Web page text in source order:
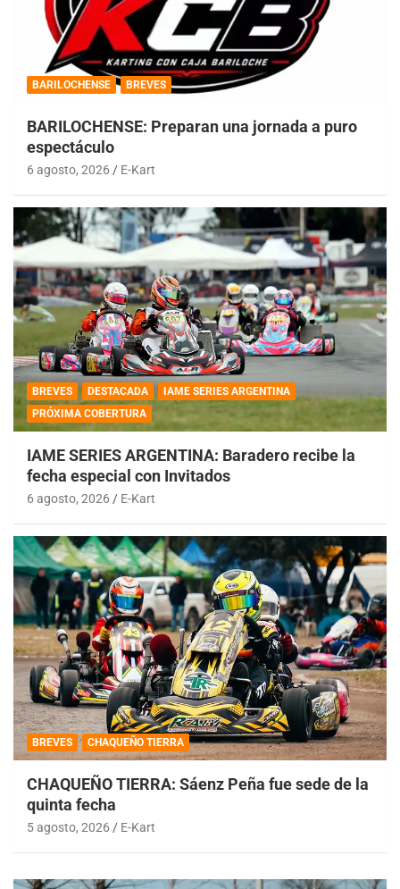
BARILOCHENSE BREVES
BARILOCHENSE: Preparan una jornada a puro
espectáculo
6 agosto, 2026 E-Kart
BREVES DESTACADA
IAME SERIES ARGENTINA
PRÓXIMA COBERTURA
IAME SERIES ARGENTINA: Baradero recibe la
fecha especial con Invitados
6 agosto, 2026 E-Kart
BREVES CHAQUEÑO TIERRA
CHAQUEÑO TIERRA: Sáenz Peña fue sede de la
quinta fecha
5 agosto, 2026 E-Kart